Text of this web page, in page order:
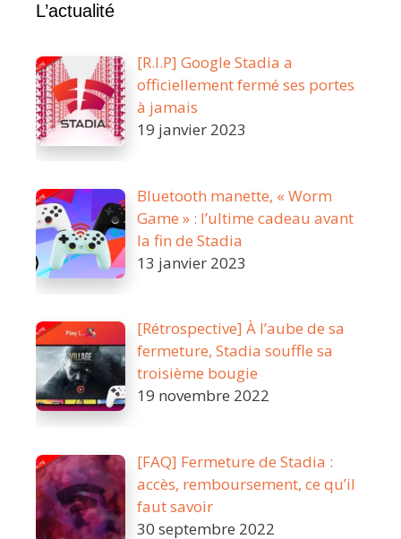
L’actualité
[R.I.P] Google Stadia a
officiellement fermé ses portes
à jamais
19 janvier 2023
Bluetooth manette, « Worm
Game » : l’ultime cadeau avant
la fin de Stadia
13 janvier 2023
[Rétrospective] À l’aube de sa
fermeture, Stadia souffle sa
troisième bougie
19 novembre 2022
[FAQ] Fermeture de Stadia :
accès, remboursement, ce qu’il
faut savoir
30 septembre 2022